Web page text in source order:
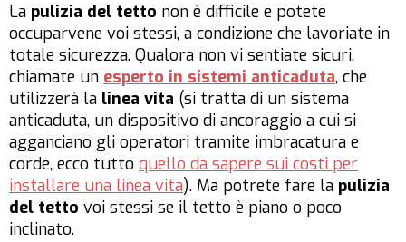
La pulizia del tetto non è difficile e potete
occuparvene voi stessi, a condizione che lavoriate in
totale sicurezza. Qualora non vi sentiate sicuri,
chiamate un esperto in sistemi anticaduta, che
utilizzerà la linea vita (si tratta di un sistema
anticaduta, un dispositivo di ancoraggio a cui si
agganciano gli operatori tramite imbracatura e
corde, ecco tutto quello da sapere sui costi per
installare una linea vita). Ma potrete fare la pulizia
del tetto voi stessi se il tetto è piano o poco
inclinato.